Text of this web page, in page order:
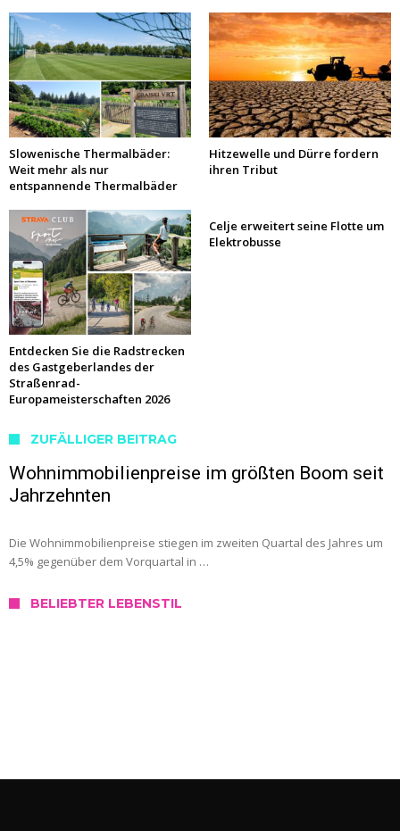
Slowenische Thermalbäder:
Weit mehr als nur
entspannende Thermalbäder
Hitzewelle und Dürre fordern
ihren Tribut
Entdecken Sie die Radstrecken
des Gastgeberlandes der
Straßenrad-
Europameisterschaften 2026
Celje erweitert seine Flotte um
Elektrobusse
ZUFÄLLIGER BEITRAG
Wohnimmobilienpreise im größten Boom seit
Jahrzehnten
Die Wohnimmobilienpreise stiegen im zweiten Quartal des Jahres um
4,5% gegenüber dem Vorquartal in …
BELIEBTER LEBENSTIL